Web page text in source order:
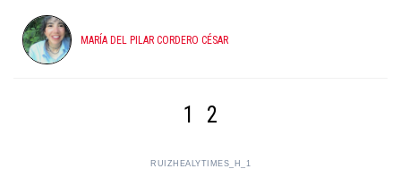
MARÍA DEL PILAR CORDERO CÉSAR
1 2
RUIZHEALYTIMES_H_1